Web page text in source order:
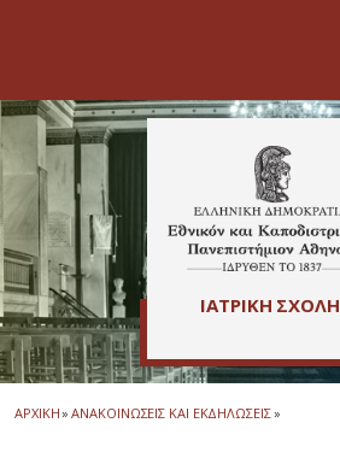
ΙΑΤΡΙΚΗ ΣΧΟΛΗ
ΑΡΧΙΚΗ» ΑΝΑΚΟΙΝΩΣΕΙΣ ΚΑΙ ΕΚΔΗΛΩΣΕΙΣ»